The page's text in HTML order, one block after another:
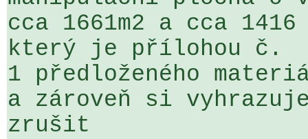
cca 1661m2 a cca
který je přílohou č.
1 předloženého
a zároveň si
zrušit